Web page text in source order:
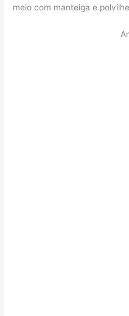
meio com manteiga e